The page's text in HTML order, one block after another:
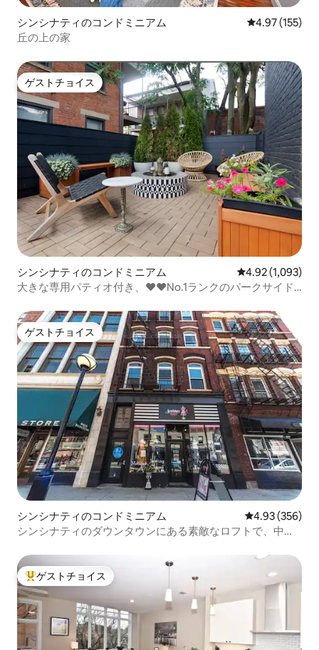
シンシナティのコンドミニアム レビュー155
4.97 (155)
丘の上の家
ゲストチョイス
ゲストチョイス
シンシナティのコンドミニアム レビュー1,093
4.92 (1,093)
大きな専用パティオ付き、♥♥No.1ランクのパークサイド
ゲストチョイス
ゲストチョイス
シンシナティのコンドミニアム レビュー356
4.93 (356)
シンシナティのダウンタウンにある素敵なロフトで、中心
大好評のゲストチョイスです。
ゲストチョイス